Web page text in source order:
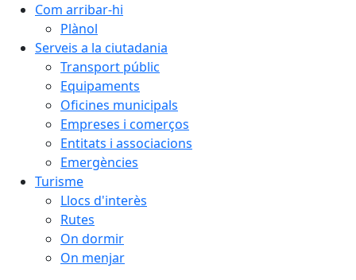
Com arribar-hi
Plànol
Serveis a la ciutadania
Transport públic
Equipaments
Oficines municipals
Empreses i comerços
Entitats i associacions
Emergències
Turisme
Llocs d'interès
Rutes
On dormir
On menjar